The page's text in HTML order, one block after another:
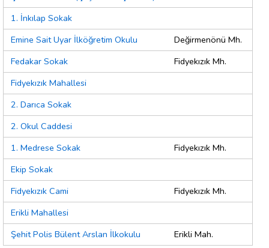
1. İnkılap Sokak
Emine Sait Uyar İlköğretim Okulu
Değirmenönü Mh.
Fedakar Sokak
Fidyekızık Mh.
Fidyekızık Mahallesi
2. Darıca Sokak
2. Okul Caddesi
1. Medrese Sokak
Fidyekızık Mh.
Ekip Sokak
Fidyekızık Cami
Fidyekızık Mh.
Erikli Mahallesi
Şehit Polis Bülent Arslan İlkokulu
Erikli Mah.